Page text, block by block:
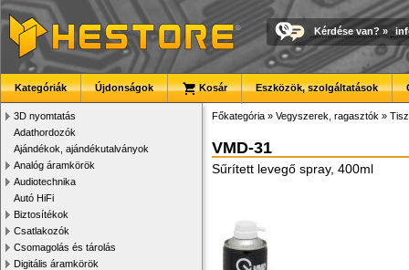
Kérdése van? »
Kategóriák Újdonságok Kosár Eszközök, szolgáltatások
3D nyomtatás
Adathordozók
Ajándékok, ajándékutalványok
Analóg áramkörök
Audiotechnika
Autó HiFi
Biztosítékok
Csatlakozók
Csomagolás és tárolás
Digitális áramkörök
Főkategória » Vegyszerek, ragasztók »
VMD-31
Sűrített levegő spray, 400ml